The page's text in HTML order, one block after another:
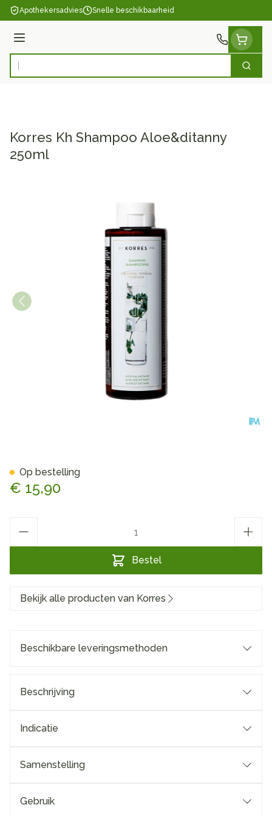
Ga naar de inhoud
Apothekersadvies Snelle beschikbaarheid
Menu
Product, merk, categorie... Zoek
Korres Kh Shampoo Aloe&ditanny
250ml
€ 15,90
Bestel
Op bestelling
Bekijk alle producten van Korres
Beschikbare leveringsmethoden
Beschrijving
Indicatie
Samenstelling
Gebruik